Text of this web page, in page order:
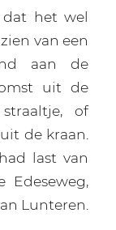
het wel
van een
aan de
uit de
of
de kraan.
last van
Edeseweg,
Lunteren.